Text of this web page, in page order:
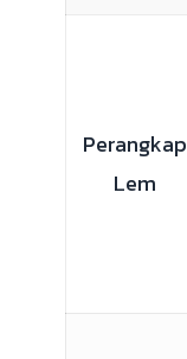
Perangkap
Lem